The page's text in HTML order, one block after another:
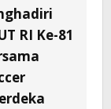
RI Ke-81